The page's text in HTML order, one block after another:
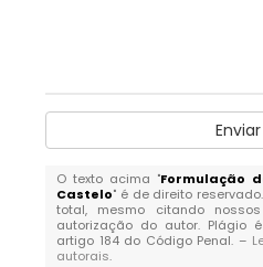
Enviar
O texto acima "Formulação
Castelo" é de direito
total, mesmo citando
autorização do autor. Plágio
artigo 184 do Código Penal. –
autorais.